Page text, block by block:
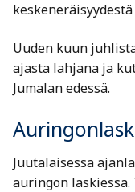
Uuden kuun
ajasta lahjana ja
Jumalan edessä.
Juutalaisessa
auringon